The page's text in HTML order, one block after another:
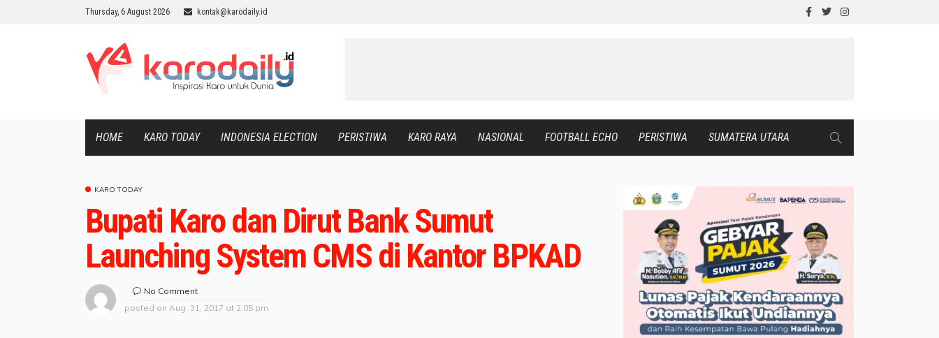
Thursday, 6 August 2026 kontak@karodaily.id
HOME KARO TODAY INDONESIA ELECTION PERISTIWA KARO RAYA NASIONAL FOOTBALL ECHO PERISTIWA SUMATERA UTARA
KARO TODAY
Bupati Karo dan Dirut Bank Sumut
Launching System CMS di Kantor BPKAD
No Comment
posted on Aug. 31, 2017 at 2:05 pm